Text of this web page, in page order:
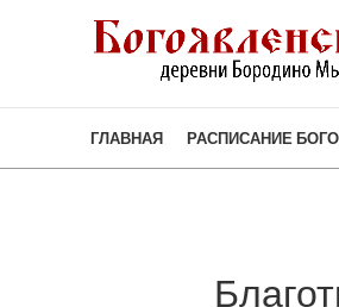
ГЛАВНАЯ РАСПИСАНИЕ